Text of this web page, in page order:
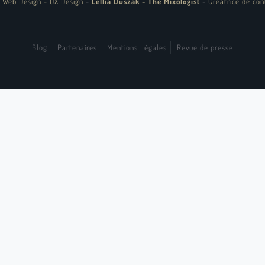
Blog Partenaires Mentions Légales Revue de presse